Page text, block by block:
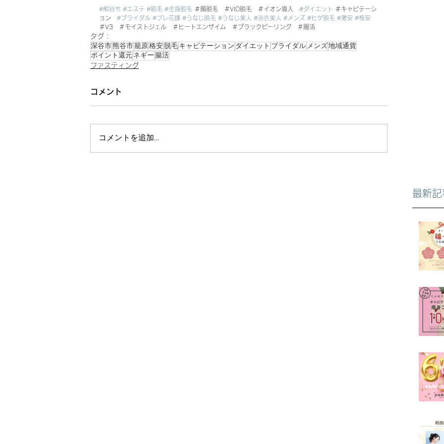
#熊谷市 #エステ #脱毛 #全身脱毛 ＃顔脱毛　＃VIO脱毛　＃イオン導入 #ダイエット
＃キャビテーシ
ョン #ブライダル #プレ花嫁 #うなじ脱毛 #うなじ美人 #浴衣美人 #メンズ #ヒゲ脱毛 #激安 #格安
＃V3　＃モイストジェル　＃ヒートエンザイム　＃ブラックピーリング　＃腸活
タグ：
深谷市熊谷市籠原格安脱毛キャビテーション ダイエット ブライダルメンズ地域通貨
ポイント還元ネギー腸活
ファスティング
コメント
コメントを追加…
最新記